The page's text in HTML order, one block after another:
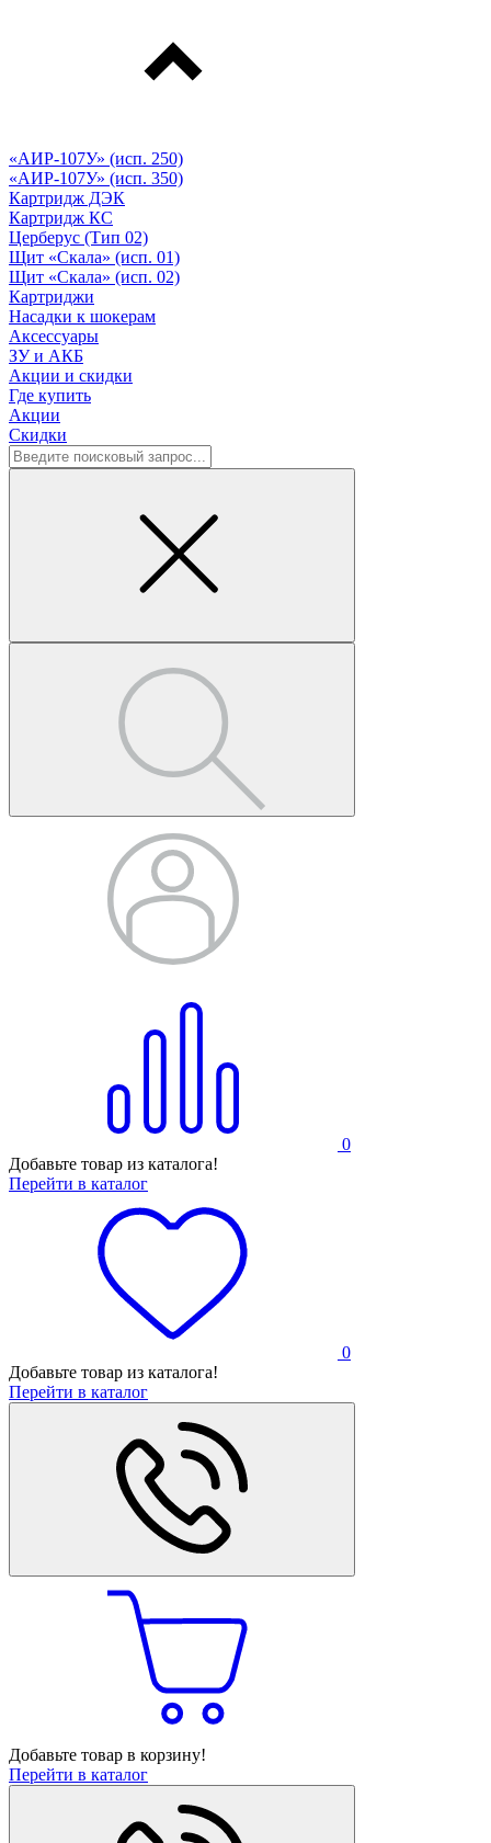
«АИР-107У» (исп. 250)
«АИР-107У» (исп. 350)
Картридж ДЭК
Картридж КС
Церберус (Тип 02)
Щит «Скала» (исп. 01)
Щит «Скала» (исп. 02)
Картриджи
Насадки к шокерам
Аксессуары
ЗУ и АКБ
Акции и скидки
Где купить
Акции
Скидки
0
Добавьте товар из каталога!
Перейти в каталог
0
Добавьте товар из каталога!
Перейти в каталог
Добавьте товар в корзину!
Перейти в каталог